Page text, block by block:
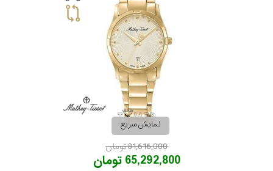
نمایش سریع
81,616,000 تومان
65,292,800 تومان